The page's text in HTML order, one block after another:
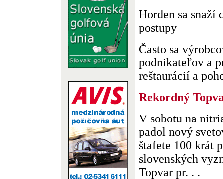
Horden sa snaží
postupy
Často sa
podnikateľov a
reštaurácií a
Rekordný
V sobotu na
padol nový
štafete 100 krát
slovenských
Topvar pr. . .